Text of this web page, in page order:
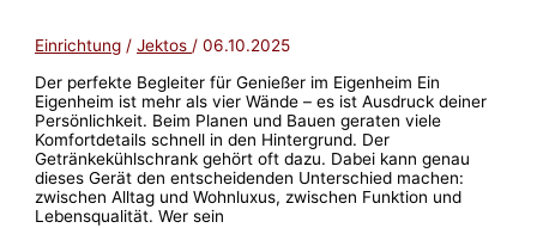
Einrichtung /Jektos /06.10.2025
Der perfekte Begleiter für Genießer im Eigenheim Ein
Eigenheim ist mehr als vier Wände – es ist Ausdruck deiner
Persönlichkeit. Beim Planen und Bauen geraten viele
Komfortdetails schnell in den Hintergrund. Der
Getränkekühlschrank gehört oft dazu. Dabei kann genau
dieses Gerät den entscheidenden Unterschied machen:
zwischen Alltag und Wohnluxus, zwischen Funktion und
Lebensqualität. Wer sein